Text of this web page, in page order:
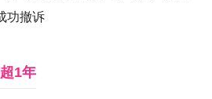
功撤诉
1年